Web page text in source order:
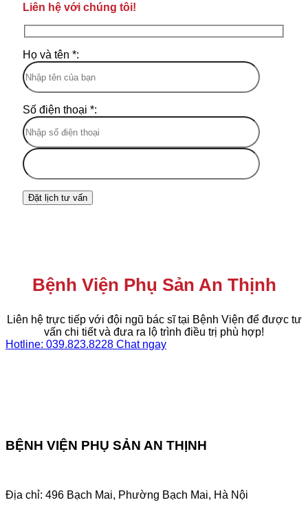
Liên hệ với chúng tôi!
Họ và tên *:
Số điện thoại *:
Bệnh Viện Phụ Sản An Thịnh
Liên hệ trực tiếp với đội ngũ bác sĩ tại Bệnh Viện để được tư
vấn chi tiết và đưa ra lộ trình điều trị phù hợp!
Hotline: 039.823.8228 Chat ngay
BỆNH VIỆN PHỤ SẢN AN THỊNH
Địa chỉ: 496 Bạch Mai, Phường Bạch Mai, Hà Nội